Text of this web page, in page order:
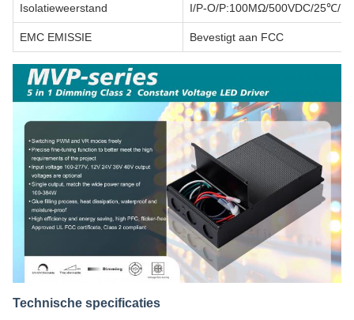
Isolatieweerstand I/P-O/P:100MΩ/500VDC/25℃/
EMC EMISSIE Bevestigt aan FCC
Technische specificaties